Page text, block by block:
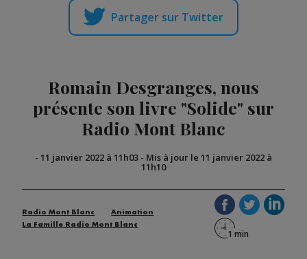
Partager sur Twitter
Romain Desgranges, nous
présente son livre "Solide" sur
Radio Mont Blanc
- 11 janvier 2022 à 11h03 - Mis à jour le 11 janvier 2022 à
11h10
Radio Mont Blanc
Animation
La Famille Radio Mont Blanc